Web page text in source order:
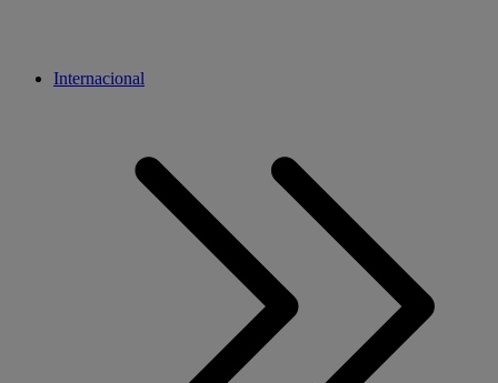
Internacional